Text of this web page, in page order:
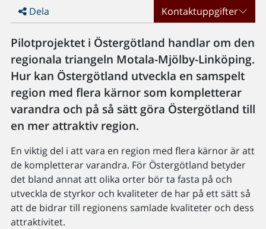
Dela Kontaktuppgifter
Pilotprojektet i Östergötland handlar om den
regionala triangeln Motala-Mjölby-Linköping.
Hur kan Östergötland utveckla en samspelt
region med flera kärnor som kompletterar
varandra och på så sätt göra Östergötland till
en mer attraktiv region.
En viktig del i att vara en region med flera kärnor är att
de kompletterar varandra. För Östergötland betyder
det bland annat att olika orter bör ta fasta på och
utveckla de styrkor och kvaliteter de har på ett sätt så
att de bidrar till regionens samlade kvaliteter och dess
attraktivitet.